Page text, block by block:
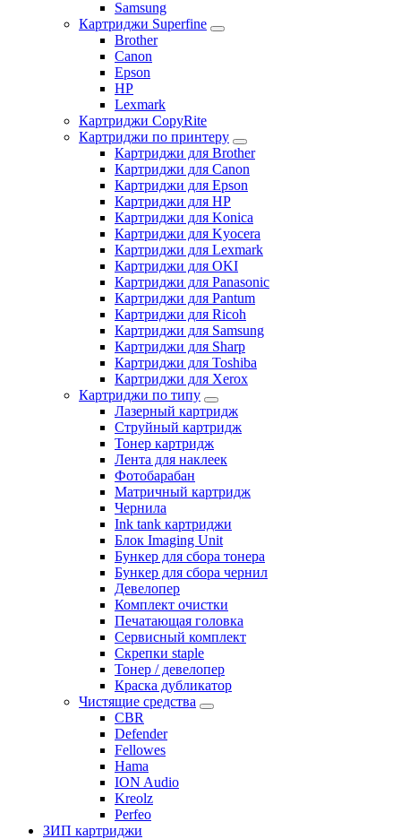
Samsung
Картриджи Superfine
Brother
Canon
Epson
HP
Lexmark
Картриджи CopyRite
Картриджи по принтеру
Картриджи для Brother
Картриджи для Canon
Картриджи для Epson
Картриджи для HP
Картриджи для Konica
Картриджи для Kyocera
Картриджи для Lexmark
Картриджи для OKI
Картриджи для Panasonic
Картриджи для Pantum
Картриджи для Ricoh
Картриджи для Samsung
Картриджи для Sharp
Картриджи для Toshiba
Картриджи для Xerox
Картриджи по типу
Лазерный картридж
Струйный картридж
Тонер картридж
Лента для наклеек
Фотобарабан
Матричный картридж
Чернила
Ink tank картриджи
Блок Imaging Unit
Бункер для сбора тонера
Бункер для сбора чернил
Девелопер
Комплект очистки
Печатающая головка
Сервисный комплект
Скрепки staple
Тонер / девелопер
Краска дубликатор
Чистящие средства
CBR
Defender
Fellowes
Hama
ION Audio
Kreolz
Perfeo
ЗИП картриджи